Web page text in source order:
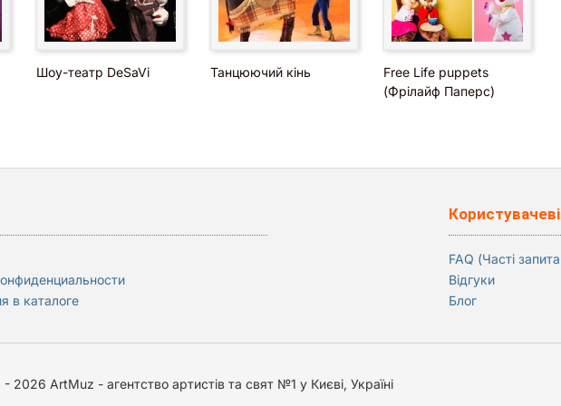
Шоу-театр DeSaVi Танцюючий кінь
Free Life puppets
(Фрілайф Паперс)
в каталоге
Користувачеві
FAQ (Часті
Відгуки
Блог
ArtMuz - агентство артистів та свят №1 у Києві, Україні